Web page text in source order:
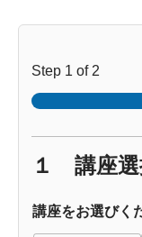
Step 1 of 2
１ 講座選
講座をお選びく